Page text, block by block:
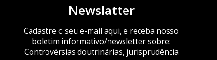
Newslatter
Cadastre o seu e-mail aqui, e receba nosso
boletim informativo/newsletter sobre:
Controvérsias doutrinárias, jurisprudência